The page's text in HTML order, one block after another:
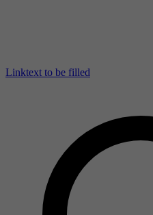
Linktext to be filled